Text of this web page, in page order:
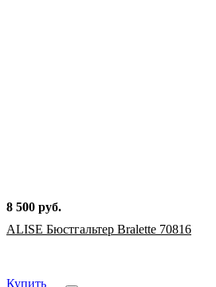
8 500 руб.
ALISE Бюстгальтер Bralette 70816
Купить